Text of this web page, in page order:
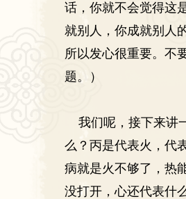
话，你就不会觉得这
就别人，你成就别人
所以发心很重要。不
题。）
我们呢，接下来讲
么？丙是代表火，代
病就是火不够了，热
没打开，心还代表什